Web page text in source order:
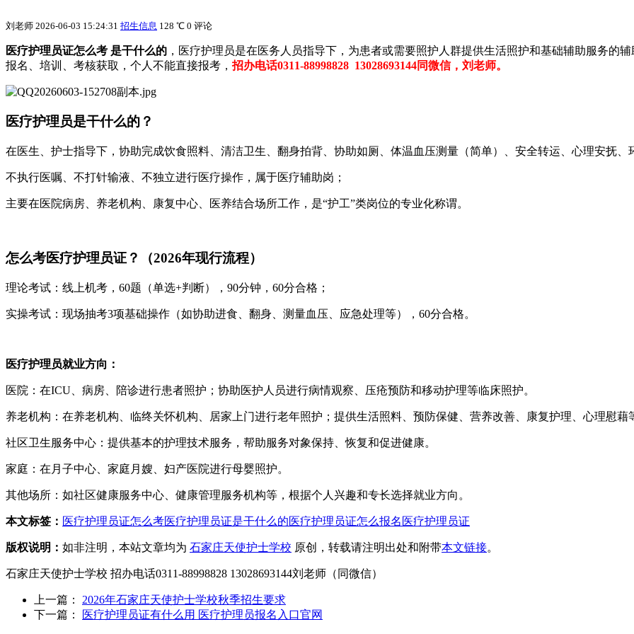
刘老师 2026-06-03 15:24:31 招生信息 128 ℃ 0 评论
医疗护理员证怎么考 是干什么的 ，医疗护理员是在医务人员指导下，为患者或需要照护人群提供‌生活照护和基础辅助服务‌的
报名、培训、考核‌获取，‌个人不能直接报考， 招办电话0311-88998828 13028693144同微信，刘老师。
‌医疗护理员是干什么的？‌
在医生、护士指导下，协助完成‌饮食照料、清洁卫生、翻身拍背、协助如厕、体温血压测量（简单）、安全转运、心理安抚、
不执行医嘱、不打针输液、不独立进行医疗操作‌，属于医疗辅助岗；
主要在‌医院病房、养老机构、康复中心、医养结合场所‌工作，是“护工”类岗位的专业化称谓。‌‌
怎么考医疗护理员证？（2026年现行流程）‌
理论考试‌：线上机考，60题（单选+判断），90分钟，60分合格；
‌实操考试‌：现场抽考3项基础操作（如协助进食、翻身、测量血压、应急处理等），60分合格。
医疗护理员就业方向：
医院：在ICU、病房、陪诊进行患者照护；协助医护人员进行病情观察、压疮预防和移动护理等临床照护。
养老机构：在养老机构、临终关怀机构、居家上门进行老年照护；提供生活照料、预防保健、营养改善、康复护理、心理慰藉
社区卫生服务中心：提供基本的护理技术服务，帮助服务对象保持、恢复和促进健康。
家庭：在月子中心、家庭月嫂、妇产医院进行母婴照护。
其他场所：如社区健康服务中心、健康管理服务机构等，根据个人兴趣和专长选择就业方向。
本文标签： 医疗护理员证怎么考医疗护理员证是干什么的医疗护理员证怎么报名 医疗护理员证
版权说明： 如非注明，本站文章均为 石家庄天使护士学校 原创，转载请注明出处和附带本文链接。
石家庄天使护士学校 招办电话0311-88998828 13028693144刘老师（同微信）
上一篇： 2026年石家庄天使护士学校秋季招生要求
下一篇：
医疗护理员证有什么用 医疗护理员报名入口官网